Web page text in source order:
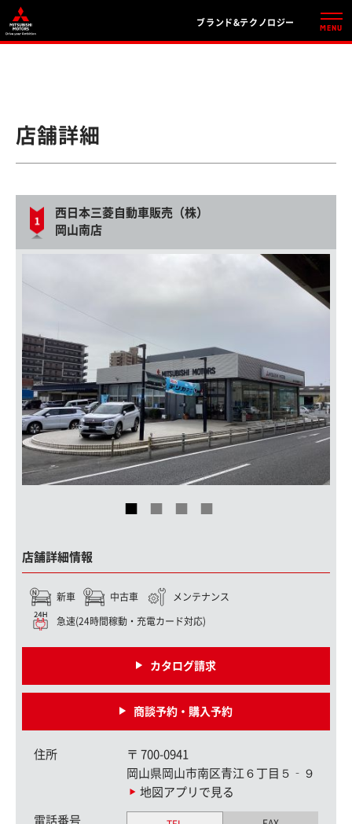
ブランド&テクノロジー
店舗詳細
西日本三菱自動車販売（株）
岡山南店
店舗詳細情報
新車 中古車 メンテナンス
急速(24時間稼動・充電カード対応)
カタログ請求
商談予約・購入予約
住所 〒 700-0941
岡山県岡山市南区青江６丁目５‐９
地図アプリで見る
電話番号